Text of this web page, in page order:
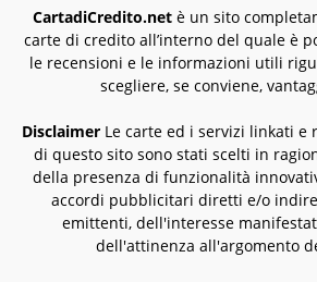
CartadiCredito.netè un sito
carte di credito all’interno del quale è
le recensioni e le informazioni utili
scegliere, se conviene,
Disclaimer Le carte ed i servizi linkati
di questo sito sono stati scelti in
della presenza di funzionalità
accordi pubblicitari diretti e/o
emittenti, dell'interesse
dell'attinenza all'argomento